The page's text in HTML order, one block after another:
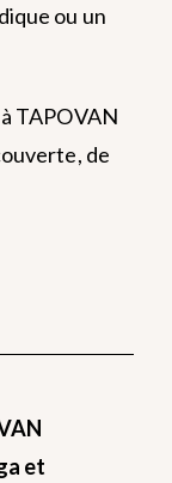
ou un
TAPOVAN
de
et